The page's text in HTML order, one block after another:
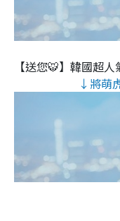
【送您🐯】韓國超
↓將萌